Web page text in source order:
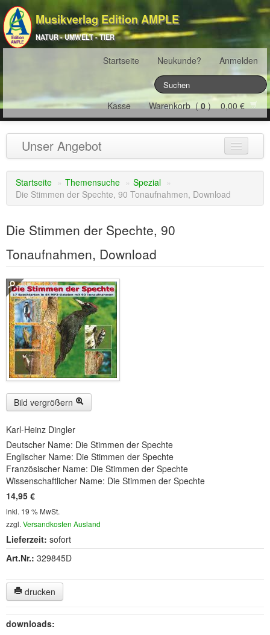
Musikverlag Edition AMPLE
NATUR - UMWELT - TIER
Startseite Neukunde? Anmelden
Kasse Warenkorb (0) 0,00 €
Unser Angebot
NATURJAHR(12)
ÖSTERREICH(22)
Serie ENTSPANNUNG NATUR
CDs
SOFORT HERUNTERLADEN
CD-ROM-MP3/DVD-ROM-MP3
DVD-Videos(8)
Spezial, Buch
Engl./Franz. Produkte(33)
Themensuche
Soundarchiv
Startseite » Themensuche » Spezial »
Die Stimmen der Spechte, 90 Tonaufnahmen, Download
Die Stimmen der Spechte, 90
Tonaufnahmen, Download
Bild vergrößern
Karl-Heinz Dingler
Deutscher Name: Die Stimmen der Spechte
Englischer Name: Die Stimmen der Spechte
Französischer Name: Die Stimmen der Spechte
Wissenschaftlicher Name: Die Stimmen der Spechte
14,95 €
inkl. 19 % MwSt.
zzgl. Versandkosten Ausland
Lieferzeit: sofort
Art.Nr.: 329845D
drucken
downloads: